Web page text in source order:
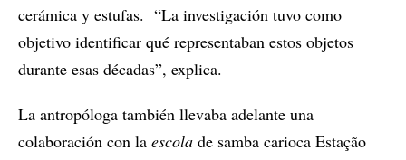
cerámica y estufas. “La investigación tuvo como
objetivo identificar qué representaban estos objetos
durante esas décadas”, explica.
La antropóloga también llevaba adelante una
colaboración con la escola de samba carioca Estação